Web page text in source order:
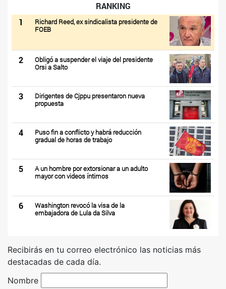
RANKING
1
Richard Reed, ex sindicalista presidente de
FOEB
2
Obligó a suspender el viaje del presidente
Orsi a Salto
3
Dirigentes de Cjppu presentaron nueva
propuesta
4
Puso fin a conflicto y habrá reducción
gradual de horas de trabajo
5
A un hombre por extorsionar a un adulto
mayor con videos íntimos
6
Washington revocó la visa de la
embajadora de Lula da Silva
Recibirás en tu correo electrónico las noticias más
destacadas de cada día.
Nombre